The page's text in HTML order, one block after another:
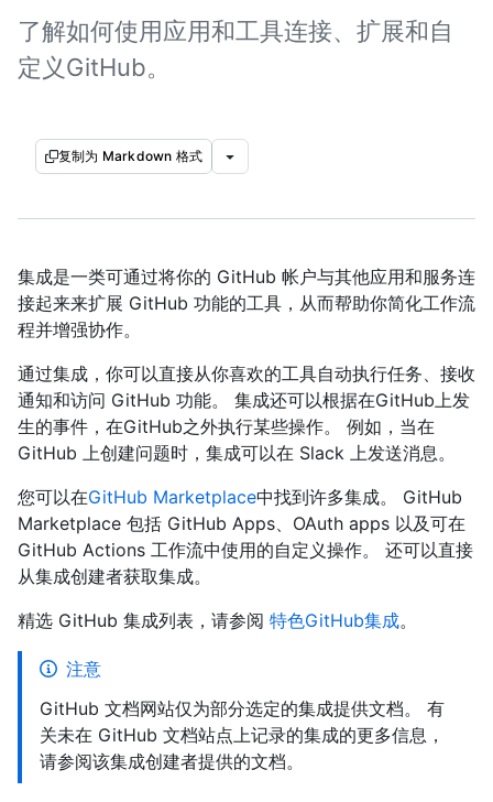
了解如何使用应用和工具连接、扩展和自
定义GitHub。
复制为 Markdown 格式
集成是一类可通过将你的 GitHub 帐户与其他应用和服务连
接起来来扩展 GitHub 功能的工具，从而帮助你简化工作流
程并增强协作。
通过集成，你可以直接从你喜欢的工具自动执行任务、接收
通知和访问 GitHub 功能。 集成还可以根据在GitHub上发
生的事件，在GitHub之外执行某些操作。 例如，当在
GitHub 上创建问题时，集成可以在 Slack 上发送消息。
您可以在GitHub Marketplace中找到许多集成。 GitHub
Marketplace 包括 GitHub Apps、OAuth apps 以及可在
GitHub Actions 工作流中使用的自定义操作。 还可以直接
从集成创建者获取集成。
精选 GitHub 集成列表，请参阅 特色GitHub集成。
注意
GitHub 文档网站仅为部分选定的集成提供文档。 有
关未在 GitHub 文档站点上记录的集成的更多信息，
请参阅该集成创建者提供的文档。